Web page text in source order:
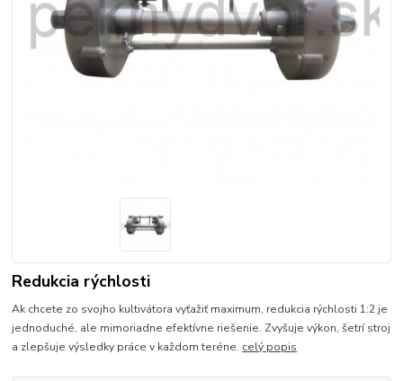
Redukcia rýchlosti
Ak chcete zo svojho kultivátora vyťažiť maximum, redukcia rýchlosti 1:2 je
jednoduché, ale mimoriadne efektívne riešenie. Zvyšuje výkon, šetrí stroj
a zlepšuje výsledky práce v každom teréne. celý popis